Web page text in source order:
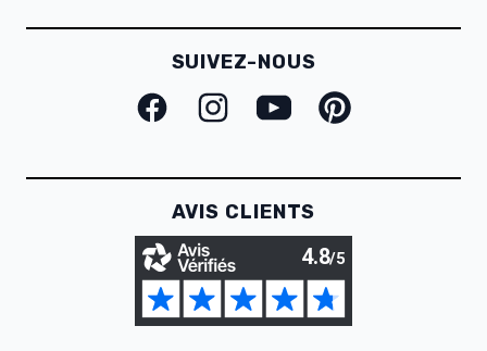
SUIVEZ-NOUS
FacebookInstagramYoutubePinterest
AVIS CLIENTS